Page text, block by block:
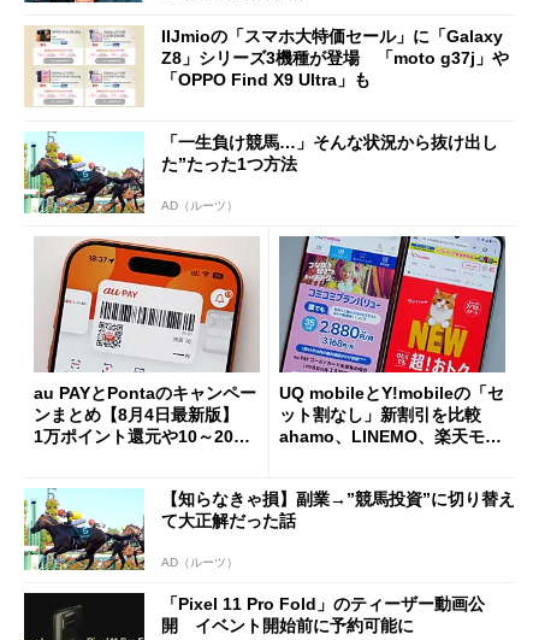
IIJmioの「スマホ大特価セール」に「Galaxy
Z8」シリーズ3機種が登場 「moto g37j」や
「OPPO Find X9 Ultra」も
「一生負け競馬…」そんな状況から抜け出し
た”たった1つ方法
AD（ルーツ）
au PAYとPontaのキャンペー
ンまとめ【8月4日最新版】
1万ポイント還元や10～20％
UQ mobileとY!mobileの「セ
ット割なし」新割引を比較
ahamo、LINEMO、楽天モバ
【知らなきゃ損】副業→”競馬投資”に切り替え
て大正解だった話
AD（ルーツ）
「Pixel 11 Pro Fold」のティーザー動画公
開 イベント開始前に予約可能に